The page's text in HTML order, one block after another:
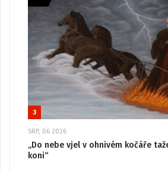
3
SRP, 06 2026
„Do nebe vjel v ohnivém kočáře
koni“